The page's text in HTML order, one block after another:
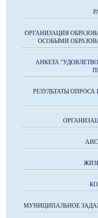
ОРГАНИЗАЦИЯ
ОСОБЫМИ
АНКЕТА
РЕЗУЛЬТАТЫ
МУНИЦИПАЛЬНОЕ